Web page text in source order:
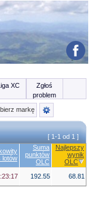
XC
Zgłoś
problem
markę
[ 1-1 od 1 ]
lotów
Suma
punktów
OLC
Najlepszy
wynik
OLC
192.55 68.81